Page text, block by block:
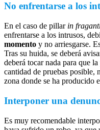
No enfrentarse a los
En el caso de pillar in
enfrentarse a los intrusos,
momento y no arriesgarse.
Tras su huida, se deberá
deberá tocar nada para que
cantidad de pruebas posible,
zona donde se ha producido
Interponer una
Es muy recomendable